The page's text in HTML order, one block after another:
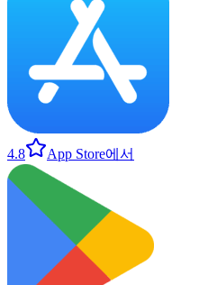
4.8 App Store에서